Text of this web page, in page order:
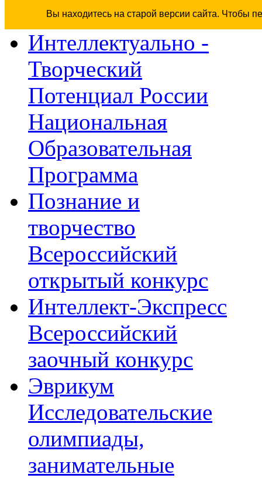
Вы находитесь на старой версии сайта. Чтобы
Интеллектуально -
Творческий
Потенциал России
Национальная
Образовательная
Программа
Познание и
творчество
Всероссийский
открытый конкурс
Интеллект-Экспресс
Всероссийский
заочный конкурс
Эврикум
Исследовательские
олимпиады,
занимательные